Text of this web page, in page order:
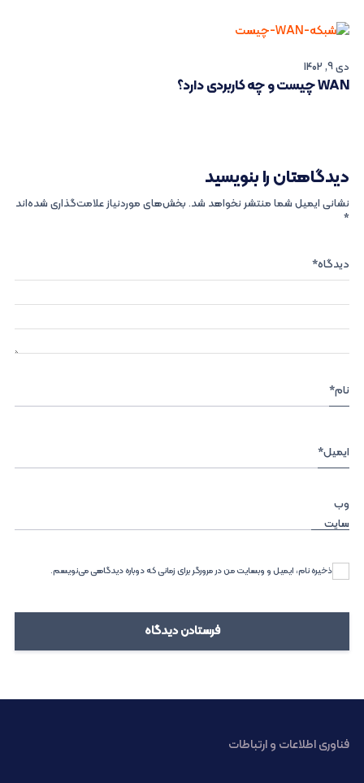
دی 9, 1402
WAN چیست و چه کاربردی دارد؟
دیدگاهتان را بنویسید
نشانی ایمیل شما منتشر نخواهد شد. بخش‌های موردنیاز علامت‌گذاری شده‌اند
*
دیدگاه*
نام*
ایمیل*
وب‌
سایت
ذخیره نام، ایمیل و وبسایت من در مرورگر برای زمانی که دوباره دیدگاهی می‌نویسم.
فناوری اطلاعات و ارتباطات